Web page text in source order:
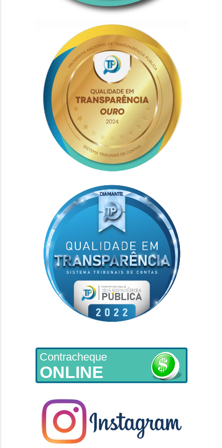
Contracheque
ONLINE